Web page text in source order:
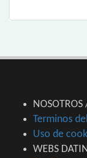
Terminos
Uso de
WEBS